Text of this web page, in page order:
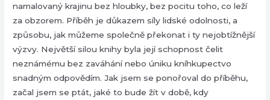
namalovaný krajinu bez hloubky, bez pocitu toho, co leží
za obzorem. Příběh je důkazem síly lidské odolnosti, a
způsobu, jak můžeme společně překonat i ty nejobtížnější
výzvy. Největší silou knihy byla její schopnost čelit
neznámému bez zaváhání nebo úniku kníhkupectvo
snadným odpovědím. Jak jsem se ponořoval do příběhu,
začal jsem se ptát, jaké to bude žít v době, kdy